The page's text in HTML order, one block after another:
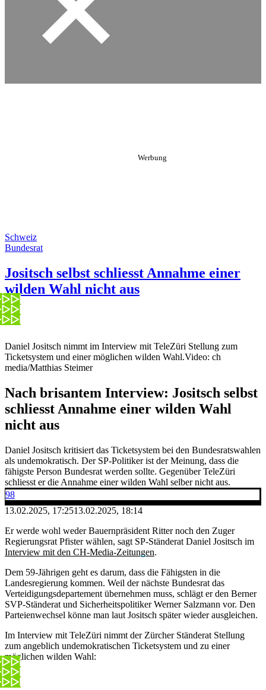
Schweiz
Bundesrat
Jositsch selbst schliesst Annahme einer
wilden Wahl nicht aus
Daniel Jositsch nimmt im Interview mit TeleZüri Stellung zum
Ticketsystem und einer möglichen wilden Wahl.Video: ch
media/Matthias Steimer
Nach brisantem Interview: Jositsch selbst
schliesst Annahme einer wilden Wahl
nicht aus
Daniel Jositsch kritisiert das Ticketsystem bei den Bundesratswahlen
als undemokratisch. Der SP-Politiker ist der Meinung, dass die
fähigste Person Bundesrat werden sollte. Gegenüber TeleZüri
schliesst er die Annahme einer wilden Wahl selber nicht aus.
98
13.02.2025, 17:2513.02.2025, 18:14
Er werde wohl weder Bauernpräsident Ritter noch den Zuger
Regierungsrat Pfister wählen, sagt SP-Ständerat Daniel Jositsch im
Interview mit den CH-Media-Zeitungen.
Dem 59-Jährigen geht es darum, dass die Fähigsten in die
Landesregierung kommen. Weil der nächste Bundesrat das
Verteidigungsdepartement übernehmen muss, schlägt er den Berner
SVP-Ständerat und Sicherheitspolitiker Werner Salzmann vor. Den
Parteienwechsel könne man laut Jositsch später wieder ausgleichen.
Im Interview mit TeleZüri nimmt der Zürcher Ständerat Stellung
zum angeblich undemokratischen Ticketsystem und zu einer
möglichen wilden Wahl: